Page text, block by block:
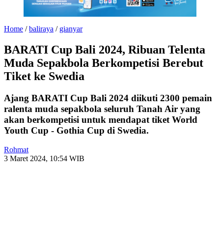
Home /baliraya / gianyar
BARATI Cup Bali 2024, Ribuan Telenta
Muda Sepakbola Berkompetisi Berebut
Tiket ke Swedia
Ajang BARATI Cup Bali 2024 diikuti 2300 pemain
ralenta muda sepakbola seluruh Tanah Air yang
akan berkompetisi untuk mendapat tiket World
Youth Cup - Gothia Cup di Swedia.
Rohmat
3 Maret 2024, 10:54 WIB